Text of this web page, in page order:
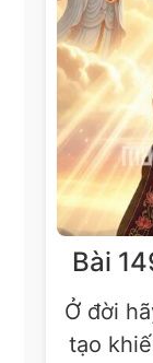
Bài
Ở đời
tạo